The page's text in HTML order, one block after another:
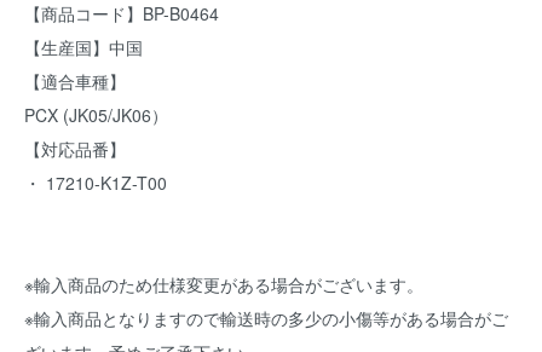
【商品コード】BP-B0464
【生産国】中国
【適合車種】
PCX (JK05/JK06）
【対応品番】
・ 17210-K1Z-T00
※輸入商品のため仕様変更がある場合がございます。
※輸入商品となりますので輸送時の多少の小傷等がある場合がご